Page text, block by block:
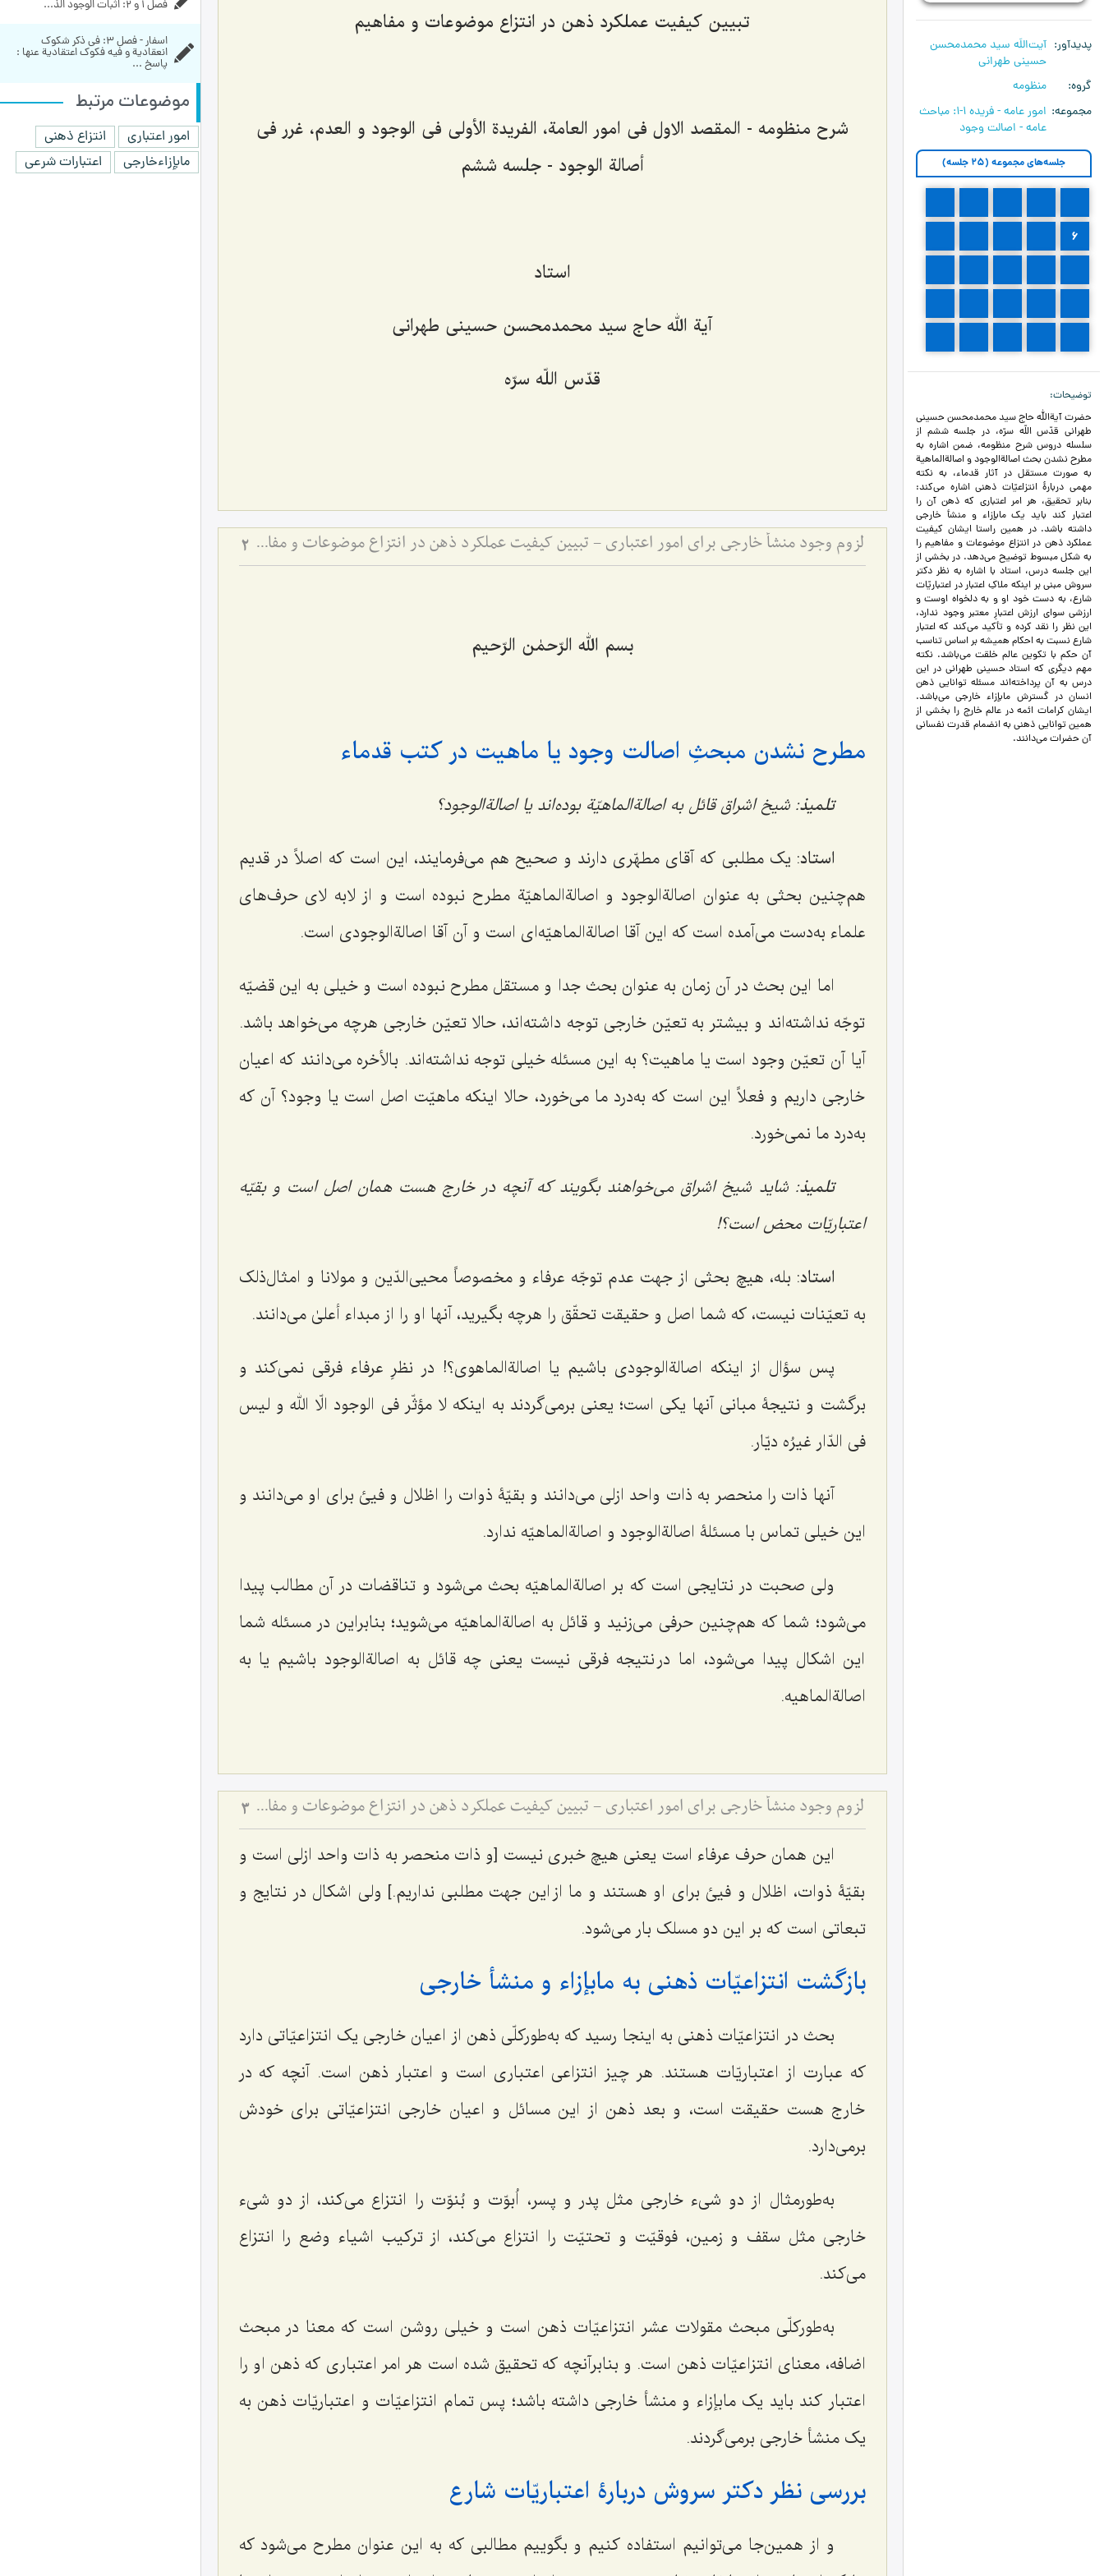
پدیدآور
آیت‌اللَه سید محمدمحسن
حسینی طهرانی
گروه
منظومه
مجموعه
امور عامه - فریده ۱-۱:‌ مباحث
عامه - اصالت وجود
جلسه‌های مجموعه (25 جلسه)
6
توضیحات
حضرت آیةالله حاج سید محمدمحسن حسینی
طهرانی قدّس اللّه سرّه، در جلسه ششم از
سلسله دروس شرح منظومه، ضمن اشاره به
مطرح نشدن بحث اصالةالوجود و اصالةالماهیة
به صورت مستقل در آثار قدماء، به نکته
مهمی دربارۀ انتزاعیّات ذهنی اشاره می‌کند:
بنابر تحقیق، هر امر اعتباری که ذهن آن را
اعتبار کند باید یک مابإزاء و منشأ خارجی
داشته باشد. در همین راستا ایشان کیفیت
عملکرد ذهن در انتزاع موضوعات و مفاهیم را
به شکل مبسوط توضیح می‌دهد. در بخشی از
این جلسه درس، استاد با اشاره به نظر دکتر
سروش مبنی بر اینکه ملاکِ اعتبار در اعتباریّات
شارع، به دست خود او و به دلخواه اوست و
ارزشی سوای ارزش اعتبارِ معتبر وجود ندارد،
این نظر را نقد کرده و تأکید می‌کند که اعتبار
شارع نسبت به احکام همیشه بر اساس تناسب
آن حکم با تکوین عالم خلقت می‌باشد. نکته
مهم دیگری که استاد حسینی طهرانی در این
درس به آن پرداخته‌اند مسئله توانایی ذهن
انسان در گسترش مابإزاء خارجی می‌باشد.
ایشان کرامات ائمه در عالم خارج را بخشی از
همین توانایی ذهنی به انضمام قدرت نفسانی
آن حضرات می‌دانند.
تبیین کیفیت عملکرد ذهن در انتزاع موضوعات و مفاهیم
شرح منظومه - المقصد الاول فی امور العامة، الفریدة الأولی فی الوجود و العدم، غرر فی
أصالة الوجود - جلسه ششم
استاد
آیة الله حاج سید محمدمحسن حسینی طهرانی
قدّس اللّه سرّه
لزوم وجود منشأ خارجی برای امور اعتباری - تبیین کیفیت عملکرد ذهن در انتزاع موضوعات و مفاهیم 2
بسم الله الرّحمٰن الرّحیم
مطرح نشدن مبحثِ اصالت وجود یا ماهیت در کتب قدماء
تلمیذ: شیخ اشراق قائل به اصالةالماهیّة بوده‌اند یا اصالةالوجود؟
استاد: یک مطلبی که آقای مطهّری دارند و صحیح هم می‌فرمایند، این است که اصلاً در قدیم
هم‌چنین بحثی به عنوان اصالةالوجود و اصالةالماهیّة مطرح نبوده است و از لابه لای حرف‌های
علماء به‌دست می‌آمده است که این آقا اصالةالماهیّه‌ای است و آن آقا اصالةالوجودی است.
اما این بحث در آن زمان به عنوان بحث جدا و مستقل مطرح نبوده است و خیلی به این قضیّه
توجّه نداشته‌اند و بیشتر به تعیّن خارجی توجه داشته‌اند، حالا تعیّن خارجی هرچه می‌خواهد باشد.
آیا آن تعیّن وجود است یا ماهیت؟ به این مسئله خیلی توجه نداشته‌اند. بالأخره می‌دانند که اعیان
خارجی داریم و فعلاً این است که به‌درد ما می‌خورد، حالا اینکه ماهیّت اصل است یا وجود؟ آن که
به‌درد ما نمی‌خورد.
تلمیذ: شاید شیخ اشراق می‌خواهند بگویند که آنچه در خارج هست همان اصل است و بقیّه
اعتباریّات محض است؟!
استاد: بله، هیچ بحثی از جهت عدم توجّه عرفاء و مخصوصاً محیی‌الدّین و مولانا و امثال‌ذلک
به تعیّنات نیست، که شما اصل و حقیقت تحقّق را هرچه بگیرید، آنها او را از مبداء أعلیٰ می‌دانند.
پس سؤال از اینکه اصالةالوجودی باشیم یا اصالةالماهوی؟! در نظرِ عرفاء فرقی نمی‌کند و
برگشت و نتیجۀ مبانی آنها یکی است؛ یعنی برمی‌گردند به اینکه لا مؤثّر فی الوجود الّا الله و لیس
فی الدّار غیرُه دیّار.
آنها ذات را منحصر به ذات واحد ازلی می‌دانند و بقیّۀ ذوات را اظلال و فیئ برای او می‌دانند و
این خیلی تماس با مسئلۀ اصالةالوجود و اصالةالماهیّه ندارد.
ولی صحبت در نتایجی است که بر اصالةالماهیّه بحث می‌شود و تناقضات در آن مطالب پیدا
می‌شود؛ شما که هم‌چنین حرفی می‌زنید و قائل به اصالةالماهیّه می‌شوید؛ بنابراین در مسئله شما
این اشکال پیدا می‌شود، اما در نتیجه فرقی نیست یعنی چه قائل به اصالةالوجود باشیم یا به
اصالةالماهیه.
لزوم وجود منشأ خارجی برای امور اعتباری - تبیین کیفیت عملکرد ذهن در انتزاع موضوعات و مفاهیم 3
این همان حرف عرفاء است یعنی هیچ خبری نیست [و ذات منحصر به ذات واحد ازلی است و
بقیّۀ ذوات، اظلال و فیئ برای او هستند و ما از این جهت مطلبی نداریم.] ولی اشکال در نتایج و
تبعاتی است که بر این دو مسلک بار می‌شود.
بازگشت انتزاعیّات ذهنی به مابإزاء و منشأ خارجی
بحث در انتزاعیّات ذهنی به اینجا رسید که به‌طورکلّی ذهن از اعیان خارجی یک انتزاعیّاتی دارد
که عبارت از اعتباریّات هستند. هر چیز انتزاعی اعتباری است و اعتبار ذهن است. آنچه که در
خارج هست حقیقت است، و بعد ذهن از این مسائل و اعیان خارجی انتزاعیّاتی برای خودش
برمی‌دارد.
به‌طورمثال از دو شیء خارجی مثل پدر و پسر، اُبوّت و بُنوّت را انتزاع می‌کند، از دو شیء
خارجی مثل سقف و زمین، فوقیّت و تحتیّت را انتزاع می‌کند، از ترکیب اشیاء وضع را انتزاع
می‌کند.
به‌طورکلّی مبحث مقولات عشر انتزاعیّات ذهن است و خیلی روشن است که معنا در مبحث
اضافه، معنای انتزاعیّات ذهن است. و بنابرآنچه که تحقیق شده است هر امر اعتباری که ذهن او را
اعتبار کند باید یک مابإزاء و منشأ خارجی داشته باشد؛ پس تمام انتزاعیّات و اعتباریّات ذهن به
یک منشأ خارجی برمی‌گردند.
بررسی نظر دکتر سروش دربارۀ اعتباریّات شارع
و از همین‌جا می‌توانیم استفاده کنیم و بگوییم مطالبی که به این عنوان مطرح می‌شود که
فصل 1 و 2: اثبات الوجود الذ...
پاسخ ...
موضوعات مرتبط
امور اعتباری
انتزاع ذهنی
مابإزاءخارجی
اعتبارات شرعی